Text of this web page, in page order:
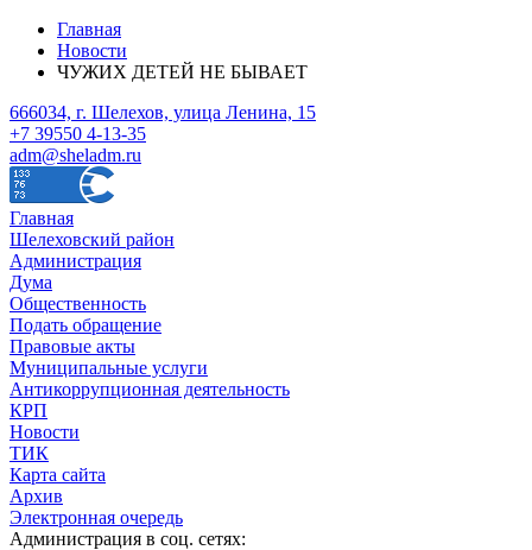
Главная
Новости
ЧУЖИХ ДЕТЕЙ НЕ БЫВАЕТ
666034, г. Шелехов, улица Ленина, 15
+7 39550 4-13-35
adm@sheladm.ru
Главная
Шелеховский район
Администрация
Дума
Общественность
Подать обращение
Правовые акты
Муниципальные услуги
Антикоррупционная деятельность
КРП
Новости
ТИК
Карта сайта
Архив
Электронная очередь
Администрация в соц. сетях: